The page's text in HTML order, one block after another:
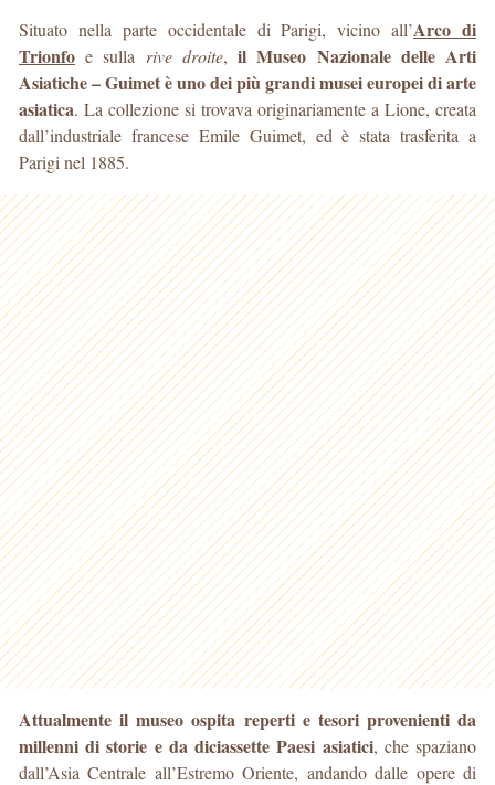
Situato nella parte occidentale di Parigi, vicino all’Arco di
Trionfo e sulla rive droite,il Museo Nazionale delle Arti
Asiatiche – Guimet è uno dei più grandi musei europeidi arte
asiatica. La collezione si trovava originariamente a Lione, creata
dall’industriale francese Emile Guimet, ed è stata trasferita a
Parigi nel 1885.
Attualmente il museo ospita reperti e tesori provenienti da
millenni di storie e da diciassette Paesi asiatici, che spaziano
dall’Asia Centrale all’Estremo Oriente, andando dalle opere di